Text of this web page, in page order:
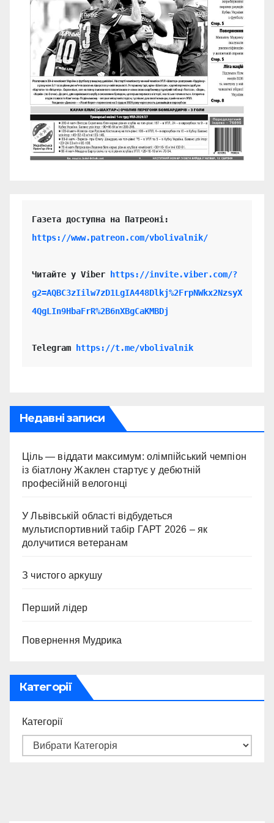
https://www.patreon.com/vbolivalnik/
Читайте у Viber
https://invite.viber.com/?
g2=AQBC3zIilw7zD1LgIA448Dlkj%2FrpNWkx2NzsyX
4QgLIn9HbaFrR%2B6nXBgCaKMBDj
Telegram https://t.me/vbolivalnik
Недавні записи
Ціль — віддати максимум: олімпійський чемпіон
із біатлону Жаклен стартує у дебютній
професійній велогонці
У Львівській області відбудеться
мультиспортивний табір ГАРТ 2026 – як
долучитися ветеранам
З чистого аркушу
Перший лідер
Повернення Мудрика
Категорії
Категорії